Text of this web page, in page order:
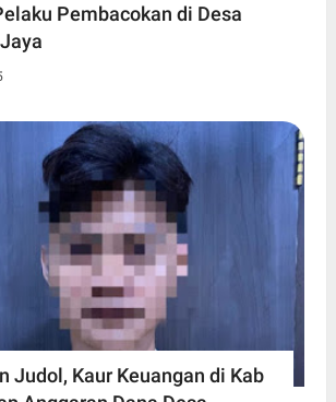
Pembacokan di Desa
Judol, Kaur Keuangan di Kab